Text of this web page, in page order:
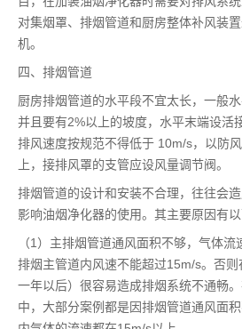
对集烟罩、排烟管道和厨房整体补风装
机。
四、排烟管道
厨房排烟管道的水平段不宜太长，一般
并且要有2%以上的坡度，水平末端设活
排风速度按规范不得低于 10m/s，以防
上，接排风罩的支管应设风量调节阀。
排烟管道的设计和安装不合理，往往会
影响油烟净化器的使用。其主要原因有以
（1）主排烟管道通风面积不够，气体流
排烟主管道内风速不能超过15m/s。否
一年以后）很容易造成排烟系统不通畅
中，大部分案例都是因排烟管道通风面